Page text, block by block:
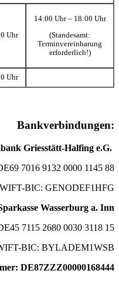
Uhr
14:00 Uhr – 18:00 Uhr
(Standesamt:
Terminvereinbarung
erforderlich!)
Uhr
Bankverbindungen:
Griesstätt-Halfing e.G.
7016 9132 0000 1145 88
BIC: GENODEF1HFG
Wasserburg a. Inn
7115 2680 0030 3118 15
BIC: BYLADEM1WSB
DE87ZZZ00000168444